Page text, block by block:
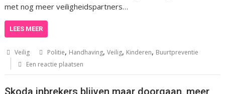
met nog meer veiligheidspartners…
LEES MEER
Veilig Politie, Handhaving,Veilig, Kinderen, Buurtpreventie
Een reactie plaatsen
Skoda inbrekers blijven maar doorgaan, meer